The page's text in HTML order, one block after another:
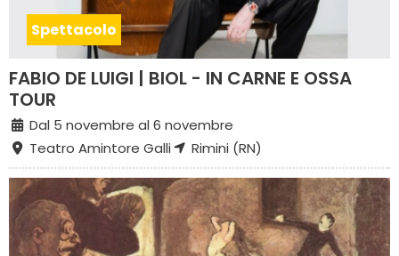
Spettacolo
FABIO DE LUIGI | BIOL - IN CARNE E OSSA
TOUR
Dal 5 novembre al 6 novembre
Teatro Amintore Galli
Rimini (RN)